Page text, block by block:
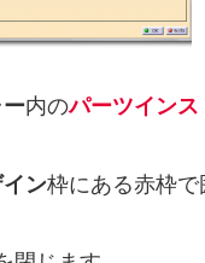
内のパーツイン
ン枠にある赤枠で